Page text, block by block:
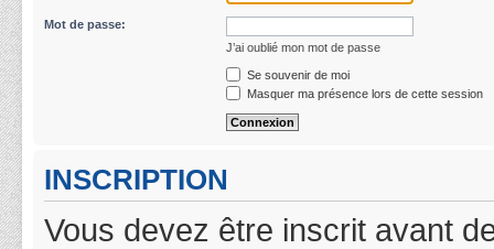
Mot de passe:
J’ai oublié mon mot de passe
Se souvenir de moi
Masquer ma présence lors de cette session
INSCRIPTION
Vous devez être inscrit avant